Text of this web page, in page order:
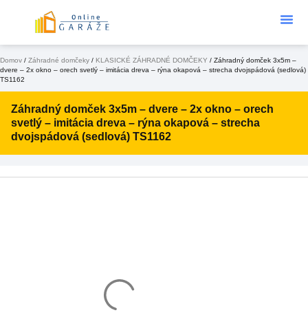
Domov / Záhradné domčeky / KLASICKÉ ZÁHRADNÉ DOMČEKY / Záhradný domček 3x5m –
dvere – 2x okno – orech svetlý – imitácia dreva – rýna okapová – strecha dvojspádová (sedlová)
TS1162
Záhradný domček 3x5m – dvere – 2x okno – orech
svetlý – imitácia dreva – rýna okapová – strecha
dvojspádová (sedlová) TS1162